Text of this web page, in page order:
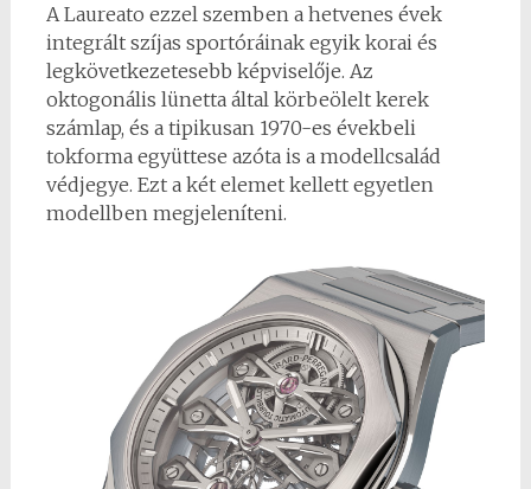
A Laureato ezzel szemben a hetvenes évek
integrált szíjas sportóráinak egyik korai és
legkövetkezetesebb képviselője. Az
oktogonális lünetta által körbeölelt kerek
számlap, és a tipikusan 1970-es évekbeli
tokforma együttese azóta is a modellcsalád
védjegye. Ezt a két elemet kellett egyetlen
modellben megjeleníteni.